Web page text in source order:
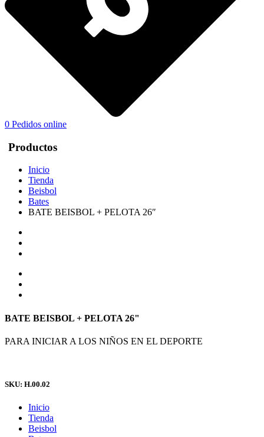
0 Pedidos online
Productos
Inicio
Tienda
Beisbol
Bates
BATE BEISBOL + PELOTA 26″
BATE BEISBOL + PELOTA 26"
PARA INICIAR A LOS NIÑOS EN EL DEPORTE
SKU: H.00.02
Inicio
Tienda
Beisbol